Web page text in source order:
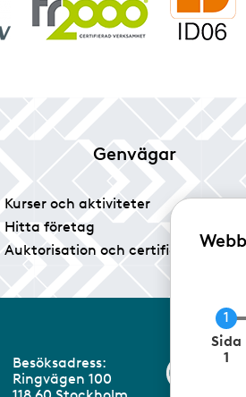
Genvägar
Kurser och aktiviteter
Hitta företag
Auktorisation och certifiering
Besöksadress:
Ringvägen 100
N
Sida
1